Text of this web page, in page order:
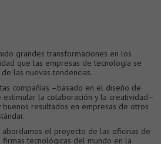
grandes transformaciones en los
que las empresas de tecnología se
las nuevas tendencias.
compañías –basado en el diseño de
estimular la colaboración y la creatividad–
resultados en empresas de otros
abordamos el proyecto de las oficinas de
firmas tecnológicas del mundo en la